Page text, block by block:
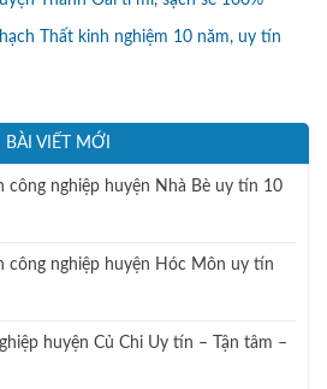
Thất kinh nghiệm 10 năm, uy tín
BÀI VIẾT MỚI
công nghiệp huyện Nhà Bè uy tín 10
công nghiệp huyện Hóc Môn uy tín
huyện Củ Chi Uy tín – Tận tâm –